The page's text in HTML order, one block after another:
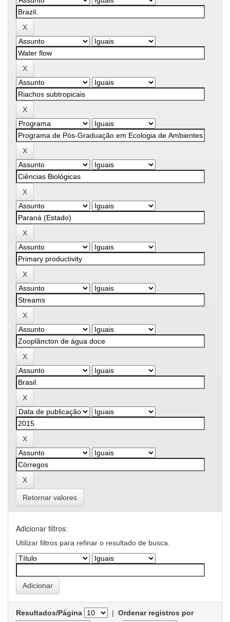
Retornar valores
Adicionar filtros:
Utilizar filtros para refinar o resultado de busca.
Resultados/Página | Ordenar registros por